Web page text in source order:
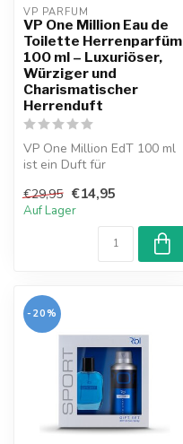
VP PARFUM
VP One Million Eau de
Toilette Herrenparfüm
100 ml – Luxuriöser,
Würziger und
Charismatischer
Herrenduft
VP One Million EdT 100 ml
ist ein Duft für
Stil. Würzi...
€29,95 €14,95
Auf Lager
-20%